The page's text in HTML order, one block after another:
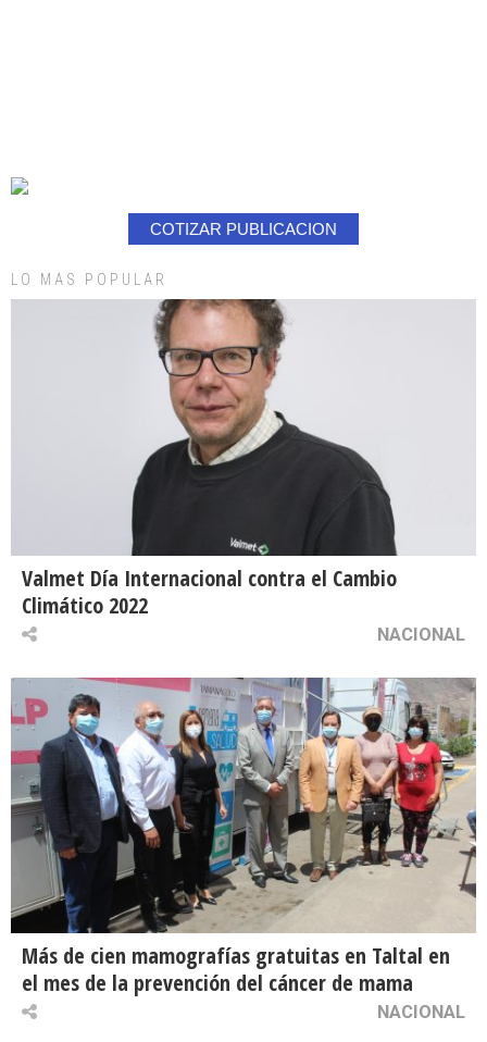
COTIZAR PUBLICACION
LO MAS POPULAR
Valmet Día Internacional contra el Cambio
Climático 2022
NACIONAL
Más de cien mamografías gratuitas en Taltal en
el mes de la prevención del cáncer de mama
NACIONAL